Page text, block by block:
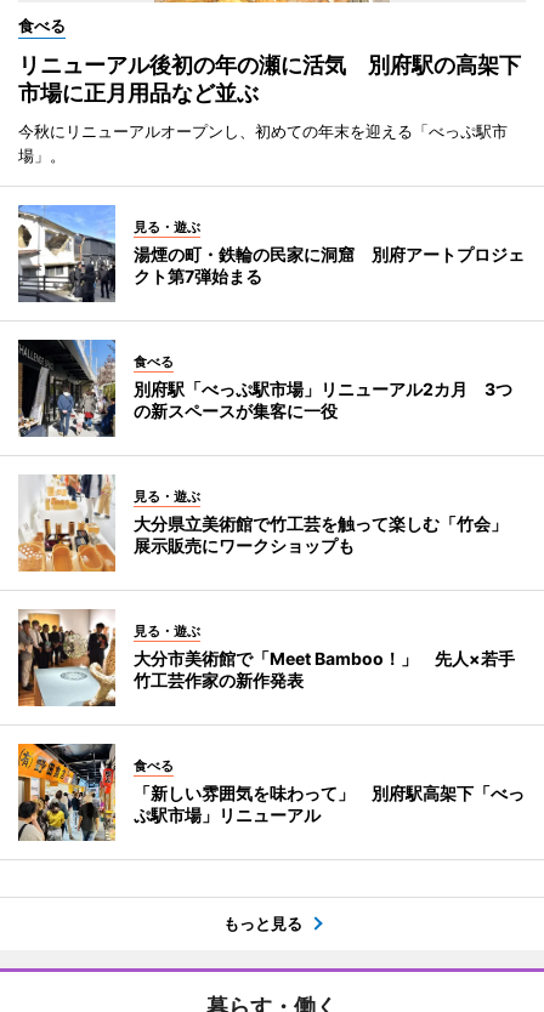
食べる
リニューアル後初の年の瀬に活気 別府駅の高架下
市場に正月用品など並ぶ
今秋にリニューアルオープンし、初めての年末を迎える「べっぷ駅市
場」。
見る・遊ぶ
湯煙の町・鉄輪の民家に洞窟 別府アートプロジェ
クト第7弾始まる
食べる
別府駅「べっぷ駅市場」リニューアル2カ月 3つ
の新スペースが集客に一役
見る・遊ぶ
大分県立美術館で竹工芸を触って楽しむ「竹会」
展示販売にワークショップも
見る・遊ぶ
大分市美術館で「Meet Bamboo！」 先人×若手
竹工芸作家の新作発表
食べる
「新しい雰囲気を味わって」 別府駅高架下「べっ
ぷ駅市場」リニューアル
もっと見る
暮らす・働く